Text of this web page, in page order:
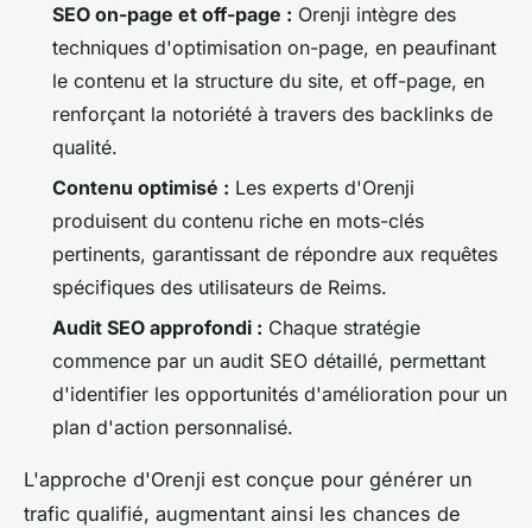
SEO on-page et off-page : Orenji intègre des
techniques d'optimisation on-page, en peaufinant
le contenu et la structure du site, et off-page, en
renforçant la notoriété à travers des backlinks de
qualité.
Contenu optimisé : Les experts d'Orenji
produisent du contenu riche en mots-clés
pertinents, garantissant de répondre aux requêtes
spécifiques des utilisateurs de Reims.
Audit SEO approfondi : Chaque stratégie
commence par un audit SEO détaillé, permettant
d'identifier les opportunités d'amélioration pour un
plan d'action personnalisé.
L'approche d'Orenji est conçue pour générer un
trafic qualifié, augmentant ainsi les chances de